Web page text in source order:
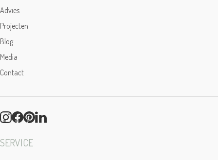
Advies
Projecten
Blog
Media
Contact
SERVICE